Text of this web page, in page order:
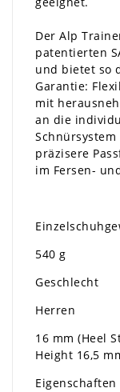
Der Alp
patentierten
und bietet so
Garantie:
mit
an die
präzisere
im Fersen-
540 g
Geschlecht
Herren
16 mm (Heel
Height 16,5
Eigenschaften